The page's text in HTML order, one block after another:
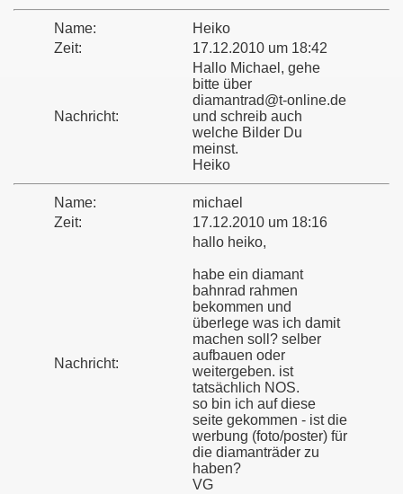
Name:
Heiko
Zeit:
17.12.2010 um 18:42
Nachricht:
Hallo Michael, gehe
bitte über
diamantrad@t-online.de
und schreib auch
welche Bilder Du
meinst.
Heiko
Name:
michael
Zeit:
17.12.2010 um 18:16
Nachricht:
hallo heiko,
habe ein diamant
bahnrad rahmen
bekommen und
überlege was ich damit
machen soll? selber
aufbauen oder
weitergeben. ist
tatsächlich NOS.
so bin ich auf diese
seite gekommen - ist die
werbung (foto/poster) für
die diamanträder zu
haben?
VG